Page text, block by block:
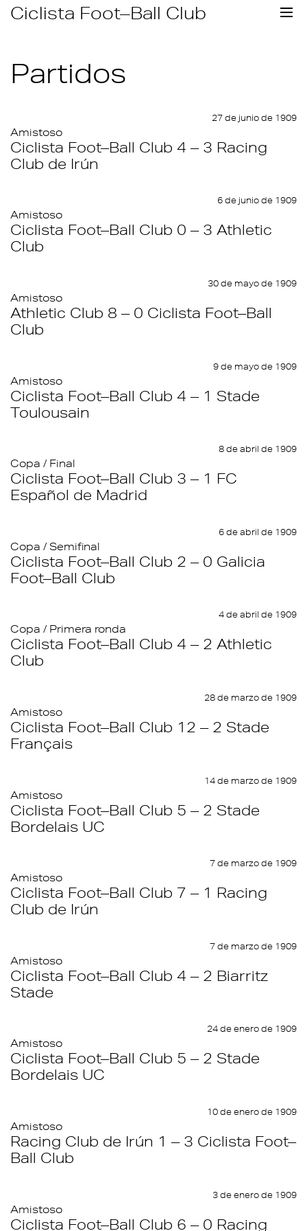
SkipCiclista Foot–Ball Club
Partidos
27 de junio de 1909
Amistoso
Ciclista Foot–Ball Club 4 – 3 Racing
Club de Irún
6 de junio de 1909
Amistoso
Ciclista Foot–Ball Club 0 – 3 Athletic
Club
30 de mayo de 1909
Amistoso
Athletic Club 8 – 0 Ciclista Foot–Ball
Club
9 de mayo de 1909
Amistoso
Ciclista Foot–Ball Club 4 – 1 Stade
Toulousain
8 de abril de 1909
Copa / Final
Ciclista Foot–Ball Club 3 – 1 FC
Español de Madrid
6 de abril de 1909
Copa / Semifinal
Ciclista Foot–Ball Club 2 – 0 Galicia
Foot–Ball Club
4 de abril de 1909
Copa / Primera ronda
Ciclista Foot–Ball Club 4 – 2 Athletic
Club
28 de marzo de 1909
Amistoso
Ciclista Foot–Ball Club 12 – 2 Stade
Français
14 de marzo de 1909
Amistoso
Ciclista Foot–Ball Club 5 – 2 Stade
Bordelais UC
7 de marzo de 1909
Amistoso
Ciclista Foot–Ball Club 7 – 1 Racing
Club de Irún
7 de marzo de 1909
Amistoso
Ciclista Foot–Ball Club 4 – 2 Biarritz
Stade
24 de enero de 1909
Amistoso
Ciclista Foot–Ball Club 5 – 2 Stade
Bordelais UC
10 de enero de 1909
Amistoso
Racing Club de Irún 1 – 3 Ciclista Foot–
Ball Club
3 de enero de 1909
Amistoso
Ciclista Foot–Ball Club 6 – 0 Racing